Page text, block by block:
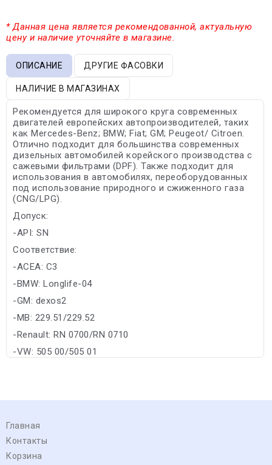
* Данная цена является рекомендованной, актуальную
цену и наличие уточняйте в магазине.
ОПИСАНИЕ ДРУГИЕ ФАСОВКИ
НАЛИЧИЕ В МАГАЗИНАХ
Рекомендуется для широкого круга современных
двигателей европейских автопроизводителей, таких
как Mercedes-Benz; BMW; Fiat; GM; Peugeot/ Citroen.
Отлично подходит для большинства современных
дизельных автомобилей корейского производства с
сажевыми фильтрами (DPF). Также подходит для
использования в автомобилях, переоборудованных
под использование природного и сжиженного газа
(CNG/LPG).
Допуск:
-API: SN
Соответствие:
-ACEA: C3
-BMW: Longlife-04
-GM: dexos2
-MB: 229.51/229.52
-Renault: RN 0700/RN 0710
-VW: 505 00/505 01
Главная
Контакты
Корзина